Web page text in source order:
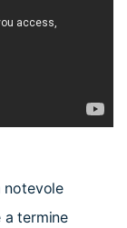
notevole
termine